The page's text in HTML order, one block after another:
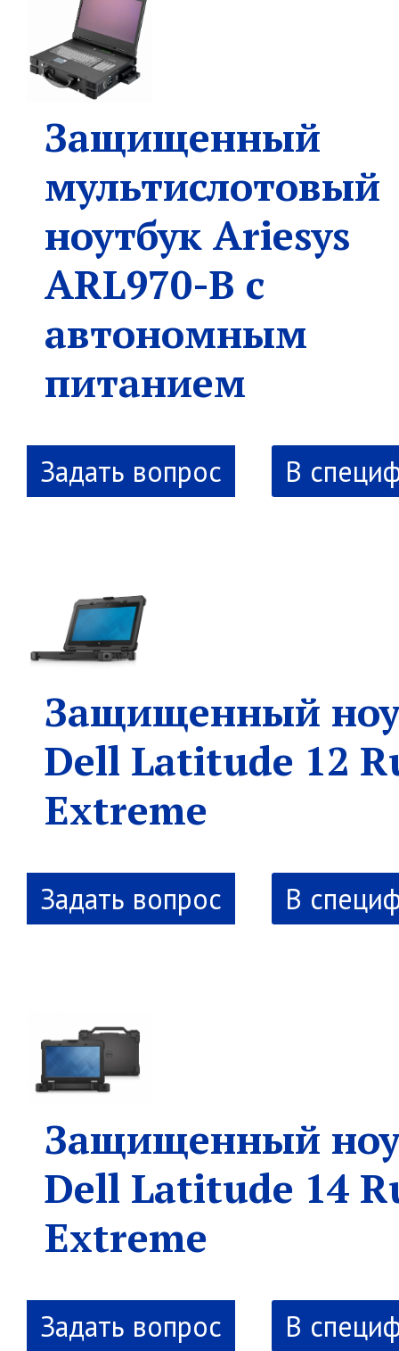
Защищенный
мультислотовый
ноутбук Ariesys
ARL970-B с
автономным
питанием
В
Защищенный
Dell Latitude 12
Extreme
В
Защищенный
Dell Latitude 14
Extreme
В